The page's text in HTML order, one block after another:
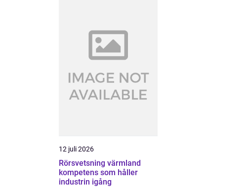
12 juli 2026
Rörsvetsning värmland
kompetens som håller
industrin igång